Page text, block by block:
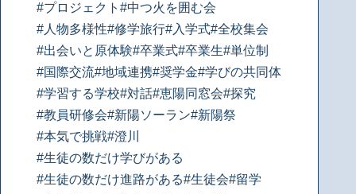
#プロジェクト #中つ火を囲む会
#人物多様性#修学旅行#入学式#全校集会
#出会いと原体験#卒業式#卒業生#単位制
#国際交流#地域連携#奨学金#学びの共同体
#学習する学校#対話#恵陽同窓会#探究
#教員研修会#新陽ソーラン#新陽祭
#本気で挑戦#澄川
#生徒の数だけ学びがある
#生徒の数だけ進路がある#生徒会#留学